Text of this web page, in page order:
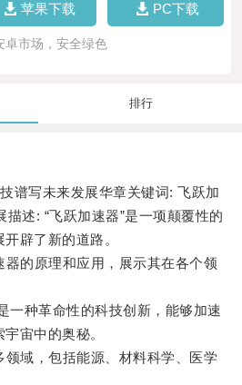
苹果下载 PC下载
卓市场，安全绿色
排行
写未来发展华章关键词: 飞跃加
述: “飞跃加速器”是一项颠覆性的
辟了新的道路。
的原理和应用，展示其在各个领
种革命性的科技创新，能够加速
宙中的奥秘。
域，包括能源、材料科学、医学